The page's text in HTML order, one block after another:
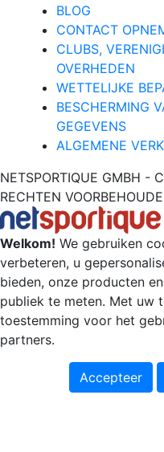
BLOG
CONTACT
CLUBS,
OVERHEDEN
WETTELIJKE
BESCHERMING
GEGEVENS
ALGEMENE
NETSPORTIQUE GMBH -
RECHTEN
Welkom! We gebruiken
verbeteren, u
bieden, onze producten
publiek te meten. Met uw
toestemming voor het
partners.
Accepteer